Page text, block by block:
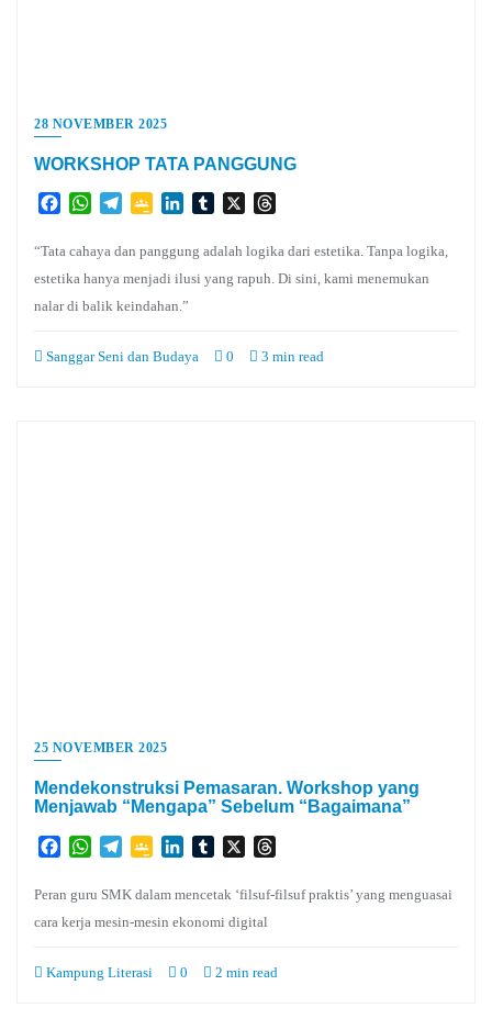
28 NOVEMBER 2025
WORKSHOP TATA PANGGUNG
FacebookWhatsApp
TelegramGoogleLinkedInTumblr
X
“Tata cahaya dan panggung adalah logika dari estetika. Tanpa logika,
estetika hanya menjadi ilusi yang rapuh. Di sini, kami menemukan
nalar di balik keindahan.”
Sanggar Seni dan Budaya 0 3 min read
25 NOVEMBER 2025
Mendekonstruksi Pemasaran. Workshop yang
Menjawab “Mengapa” Sebelum “Bagaimana”
FacebookWhatsApp
TelegramGoogleLinkedInTumblr
X
Peran guru SMK dalam mencetak ‘filsuf-filsuf praktis’ yang menguasai
cara kerja mesin-mesin ekonomi digital
Kampung Literasi 0 2 min read